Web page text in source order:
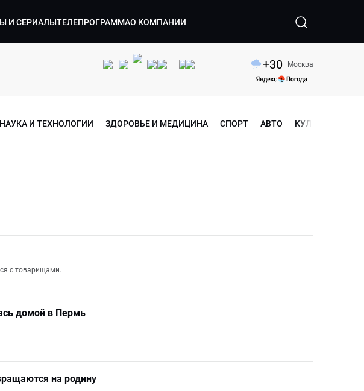
И СЕРИАЛЫТЕЛЕПРОГРАММАО КОМПАНИИ
+30 Москва
НАУКА И ТЕХНОЛОГИИ ЗДОРОВЬЕ И МЕДИЦИНА СПОРТ АВТО КУЛЬТУРА
с товарищами.
домой в Пермь
на родину